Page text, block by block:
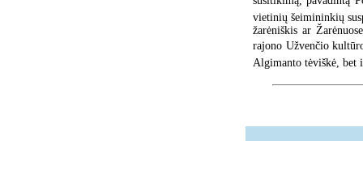
vietinių šeimininkių
žarėniškis ar
rajono Užvenčio
Algimanto tėviškė,